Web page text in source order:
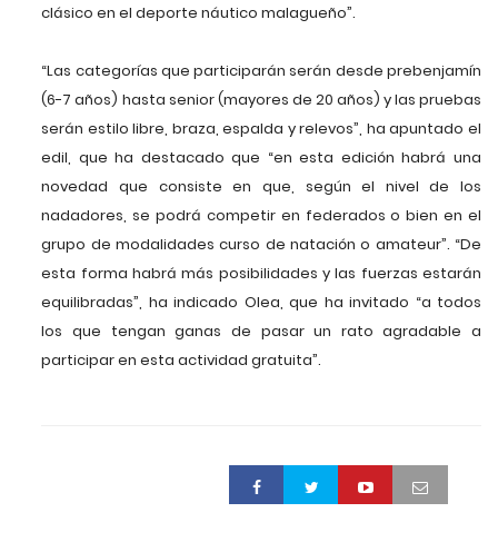
clásico en el deporte náutico malagueño”.
“Las categorías que participarán serán desde prebenjamín
(6-7 años) hasta senior (mayores de 20 años) y las pruebas
serán estilo libre, braza, espalda y relevos”, ha apuntado el
edil, que ha destacado que “en esta edición habrá una
novedad que consiste en que, según el nivel de los
nadadores, se podrá competir en federados o bien en el
grupo de modalidades curso de natación o amateur”. “De
esta forma habrá más posibilidades y las fuerzas estarán
equilibradas”, ha indicado Olea, que ha invitado “a todos
los que tengan ganas de pasar un rato agradable a
participar en esta actividad gratuita”.